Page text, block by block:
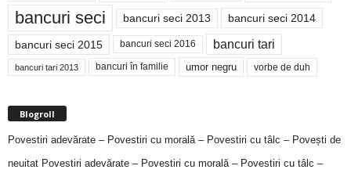
bancuri seci bancuri seci 2013 bancuri seci 2014
bancuri seci 2015 bancuri seci 2016 bancuri tari
bancuri tari 2013 bancuri în familie umor negru vorbe de duh
Blogroll
Povestiri adevărate – Povestiri cu morală – Povestiri cu tâlc – Povești de
neuitat Povestiri adevărate – Povestiri cu morală – Povestiri cu tâlc –